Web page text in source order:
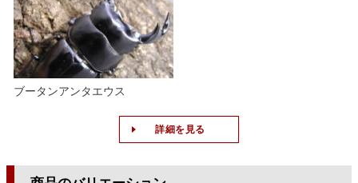
ブータンアンタエウス
詳細を見る